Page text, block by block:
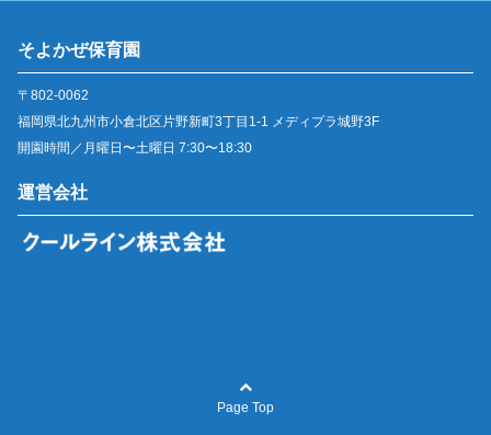
そよかぜ保育園
〒802-0062
福岡県北九州市小倉北区片野新町3丁目1-1 メディプラ城野3F
開園時間／月曜日〜土曜日 7:30〜18:30
運営会社
Page Top